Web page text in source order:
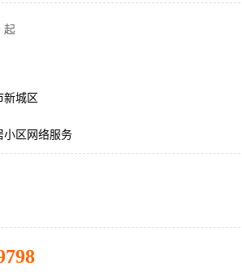
起
新城区
小区网络服务